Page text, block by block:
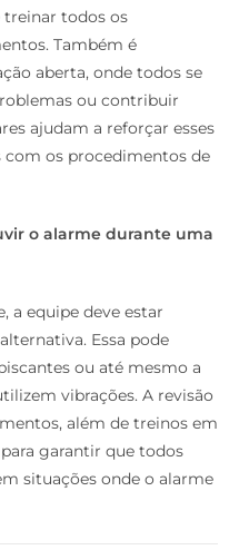
todos os
Também é
aberta, onde todos se
ou contribuir
ajudam a reforçar esses
com os procedimentos de
o alarme durante uma
a equipe deve estar
Essa pode
ou até mesmo a
vibrações. A revisão
além de treinos em
garantir que todos
situações onde o alarme